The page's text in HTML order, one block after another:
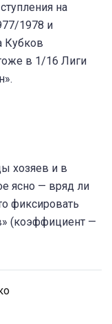
на
1978 и
Кубков
в 1/16 Лиги
хозяев и в
ясно — вряд ли
фиксировать
(коэффициент —